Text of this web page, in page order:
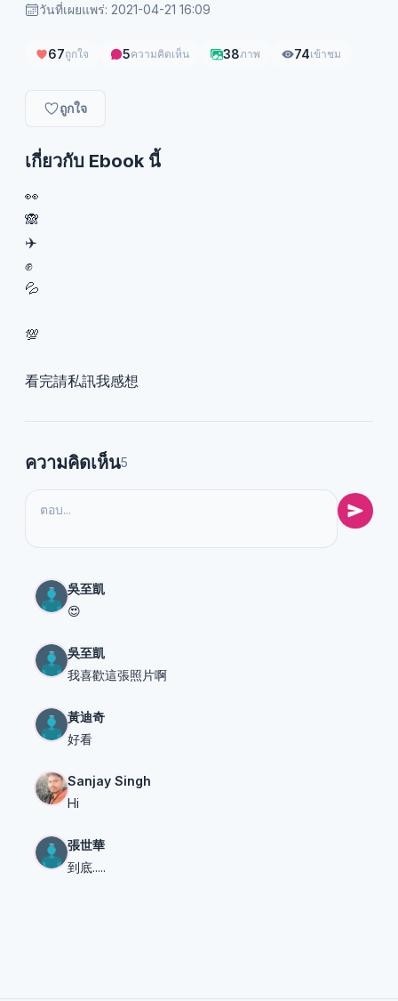
วันที่เผยแพร่: 2021-04-21 16:09
67ถูกใจ 5ความคิดเห็น 38ภาพ 74เข้าชม
ถูกใจ
เกี่ยวกับ Ebook นี้
👀
🙈
✈️
✊
💦
💯
看完請私訊我感想
ความคิดเห็น5
吳至凱
😍
吳至凱
我喜歡這張照片啊
黃迪奇
好看
Sanjay Singh
Hi
張世華
到底.....